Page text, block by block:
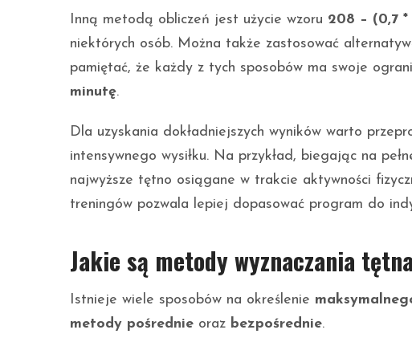
Inną metodą obliczeń jest użycie wzoru 208 – (0,7 *
niektórych osób. Można także zastosować
pamiętać, że każdy z tych sposobów ma swoje
minutę.
Dla uzyskania dokładniejszych wyników warto
intensywnego wysiłku. Na przykład, biegając na
najwyższe tętno osiągane w trakcie aktywności
treningów pozwala lepiej dopasować program do
Jakie są metody wyznaczania
Istnieje wiele sposobów na określenie
metody pośrednie oraz bezpośrednie.